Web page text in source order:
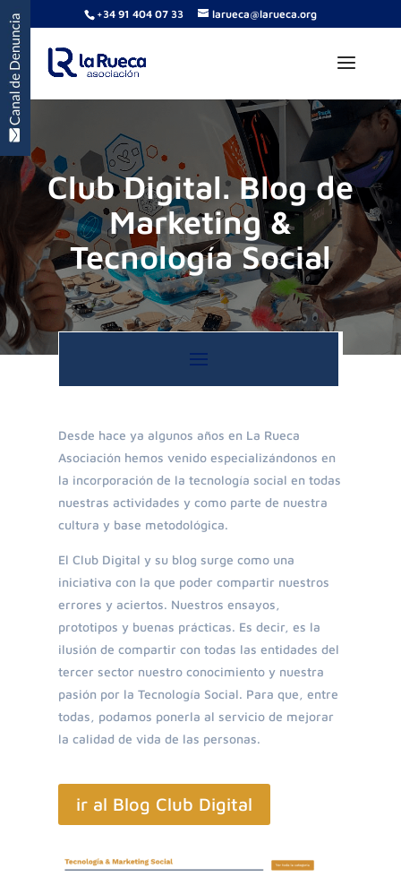
+34 91 404 07 33 larueca@larueca.org
Club Digital. Blog de
Marketing &
Tecnología Social
Desde hace ya algunos años en La Rueca
Asociación hemos venido especializándonos en
la incorporación de la tecnología social en todas
nuestras actividades y como parte de nuestra
cultura y base metodológica.
El Club Digital y su blog surge como una
iniciativa con la que poder compartir nuestros
errores y aciertos. Nuestros ensayos,
prototipos y buenas prácticas. Es decir, es la
ilusión de compartir con todas las entidades del
tercer sector nuestro conocimiento y nuestra
pasión por la Tecnología Social. Para que, entre
todas, podamos ponerla al servicio de mejorar
la calidad de vida de las personas.
ir al Blog Club Digital